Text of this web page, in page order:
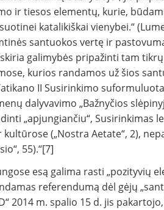
ir tiesos elementų, kurie,
katalikiškai vienybei.“
santuokos vertę ir
galimybės pripažinti tam
kurios randamos už šios
II Susirinkimo
dalyvavimo „Bažnyčios
„apjungiančiu“, Susirinkimas
(„Nostra Aetate“, 2),
55).“[7]
esą galima rasti „pozityvių
referendumą dėl gėjų
2014 m. spalio 15 d. jis